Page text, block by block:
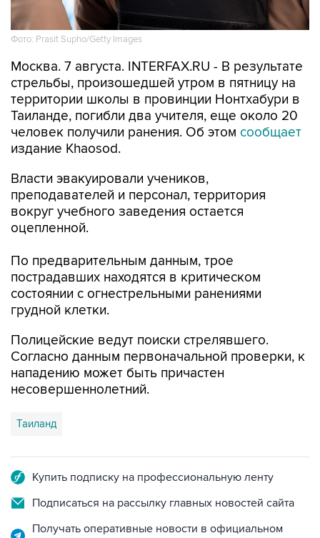
Фото: Prasit Supho/Getty Images
Москва. 7 августа. INTERFAX.RU - В результате
территории школы в провинции Нонтхабури в
Таиланде, погибли два учителя, еще около 20
человек получили ранения. Об этомсообщает
издание Khaosod.
Власти эвакуировали учеников,
вокруг учебного заведения остается
оцепленной.
По предварительным данным, трое
состоянии с огнестрельными ранениями
грудной клетки.
Полицейские ведут поиски стрелявшего.
нападению может быть причастен
несовершеннолетний.
Таиланд
Подписаться на рассылку главных новостей сайта
Получать оперативные новости в официальном